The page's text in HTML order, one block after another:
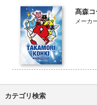
髙森
メー
カテゴリ検索